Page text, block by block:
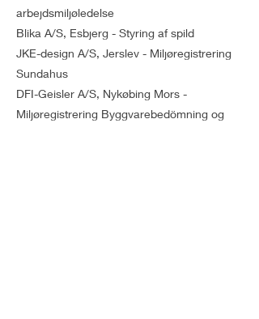
arbejdsmiljøledelse
Blika A/S, Esbjerg - Styring af spild
JKE-design A/S, Jerslev - Miljøregistrering
Sundahus
DFI-Geisler A/S, Nykøbing Mors -
Miljøregistrering Byggvarebedömning og